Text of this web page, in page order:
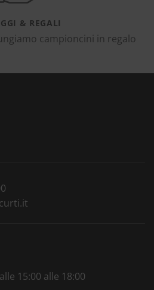
& REGALI
campioncini in regalo
15:00 alle 18:00